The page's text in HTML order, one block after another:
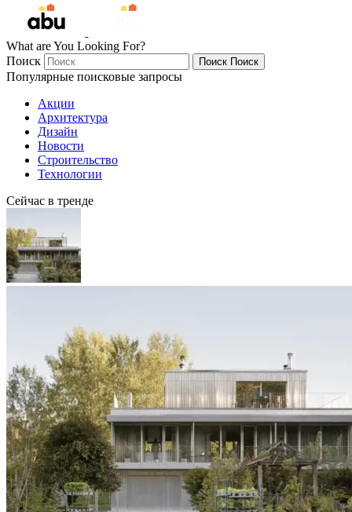
What are You Looking For?
Поиск
Поиск Поиск
Популярные поисковые запросы
Акции
Архитектура
Дизайн
Новости
Строительство
Технологии
Сейчас в тренде